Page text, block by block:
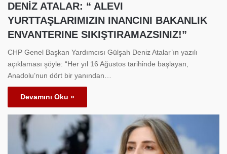
DENİZ ATALAR: “ ALEVI
YURTTAŞLARIMIZIN INANCINI BAKANLIK
ENVANTERINE SIKIŞTIRAMAZSINIZ!”
CHP Genel Başkan Yardımcısı Gülşah Deniz Atalar’ın yazılı
açıklaması şöyle: “Her yıl 16 Ağustos tarihinde başlayan,
Anadolu’nun dört bir yanından…
Devamını Oku »